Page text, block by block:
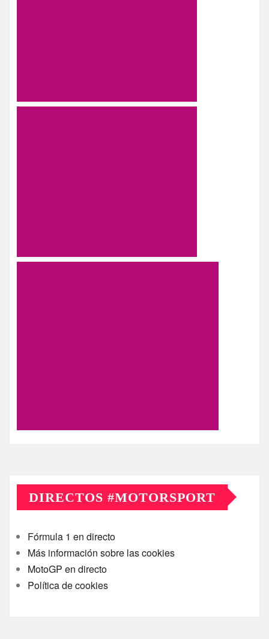
DIRECTOS #MOTORSPORT
Fórmula 1 en directo
Más información sobre las cookies
MotoGP en directo
Política de cookies